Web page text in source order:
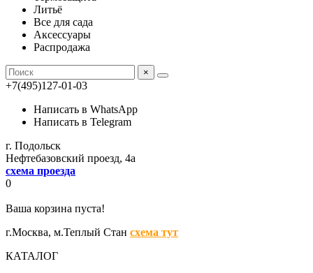
Литьё
Все для сада
Аксессуары
Распродажа
×
+7(495)127-01-03
Написать в WhatsApp
Написать в Telegram
г. Подольск
Нефтебазовский проезд, 4а
схема проезда
0
Ваша корзина пуста!
г.Москва, м.Теплый Стан схема тут
КАТАЛОГ